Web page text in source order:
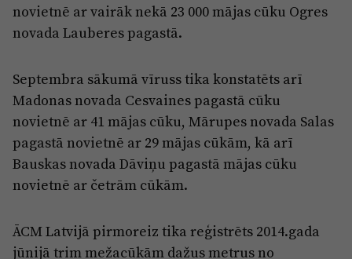
novietnē ar vairāk nekā 23 000 mājas cūku Ogres
novada Lauberes pagastā.
Septembra sākumā vīruss tika konstatēts arī
Madonas novada Cesvaines pagastā cūku
novietnē ar 41 mājas cūku, Mārupes novada Salas
pagastā novietnē ar 29 mājas cūkām, kā arī
Bauskas novada Dāviņu pagastā mājas cūku
novietnē ar četrām cūkām.
ĀCM Latvijā pirmoreiz tika reģistrēts 2014.gada
jūnijā trim mežacūkām dažus metrus no